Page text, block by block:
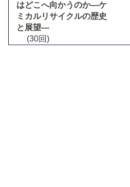
はどこへ向かうのか―ケ
ミカルリサイクルの歴史
と展望―
(30回)